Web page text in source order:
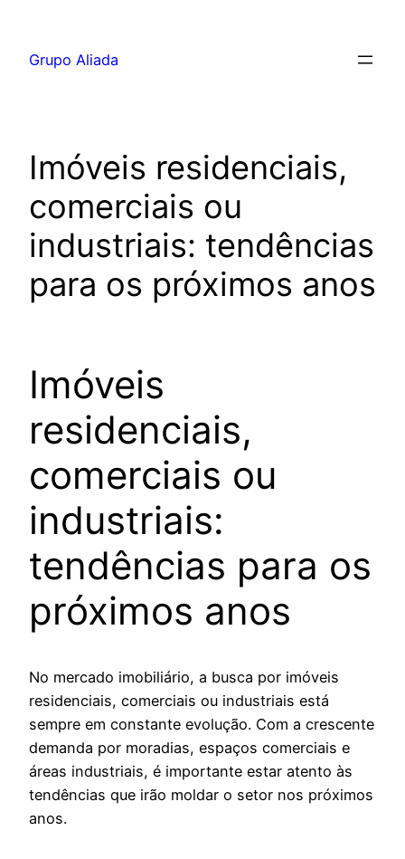
Grupo Aliada
Imóveis residenciais,
comerciais ou
industriais: tendências
para os próximos anos
Imóveis
residenciais,
comerciais ou
industriais:
tendências para os
próximos anos
No mercado imobiliário, a busca por imóveis
residenciais, comerciais ou industriais está
sempre em constante evolução. Com a crescente
demanda por moradias, espaços comerciais e
áreas industriais, é importante estar atento às
tendências que irão moldar o setor nos próximos
anos.